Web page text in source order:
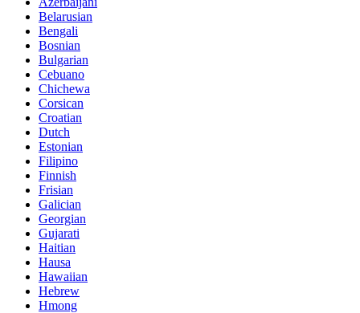
Belarusian
Bengali
Bosnian
Bulgarian
Cebuano
Chichewa
Corsican
Croatian
Dutch
Estonian
Filipino
Finnish
Frisian
Galician
Georgian
Gujarati
Haitian
Hausa
Hawaiian
Hebrew
Hmong